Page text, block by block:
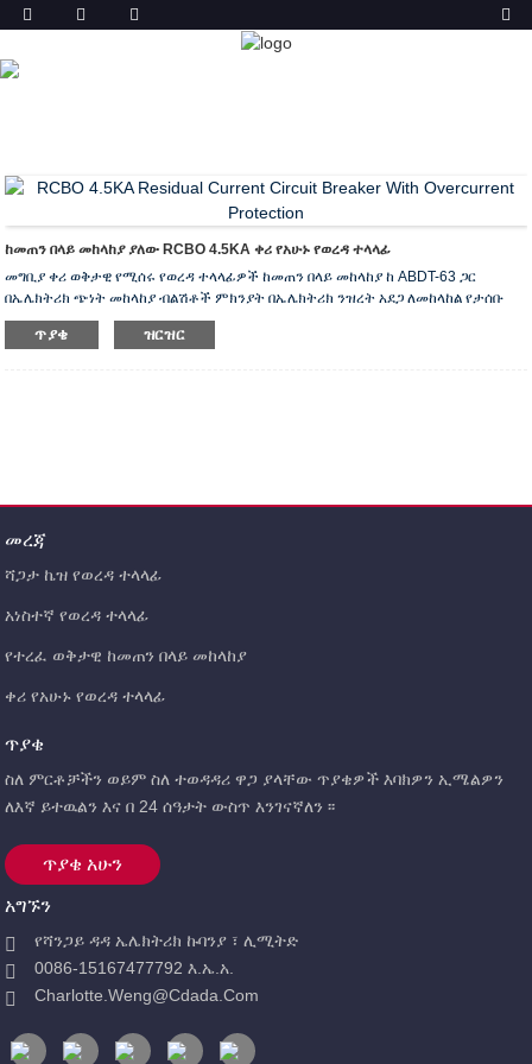
ምርት
ቤት
ከመጠን በላይ መከላከያ ያለው RCBO 4.5KA ቀሪ የአሁኑ የወረዳ ተላላፊ
መግቢያ ቀሪ ወቅታዊ የሚሰሩ የወረዳ ተላላፊዎች ከመጠን በላይ መከላከያ ከ ABDT-63 ጋር
በኤሌክትሪክ ጭነት መከላከያ ብልሽቶች ምክንያት በኤሌክትሪክ ንዝረት አደጋ ለመከላከል የታሰቡ
ናቸው ፣ አሁን ባለው የውሃ ፍሳሽ ምክንያት የሚፈጠሩ እሳቶችን ለመከላከል ፣ ከመጠን በላይ ጭነት
እና አጭር የወረዳ ጥበቃ ፡፡ ከቤት ውጭ የመጫኛ መያዣዎችን ፣ የቤት እቃዎችን እና ጋራጅ እና የከርሰ
ጥያቄ ዝርዝር
መረጃ
ሻጋታ ኬዝ የወረዳ ተላላፊ
አነስተኛ የወረዳ ተላላፊ
የተረፈ ወቅታዊ ከመጠን በላይ መከላከያ
ቀሪ የአሁኑ የወረዳ ተላላፊ
ጥያቄ
ስለ ምርቶቻችን ወይም ስለ ተወዳዳሪ ዋጋ ያላቸው ጥያቄዎች እባክዎን ኢሜልዎን
ለእኛ ይተዉልን እና በ 24 ሰዓታት ውስጥ እንገናኛለን ፡፡
ጥያቄ አሁን
አግኙን
የሻንጋይ ዳዳ ኤሌክትሪክ ኩባንያ ፣ ሊሚትድ
0086-15167477792 እ.ኤ.አ.
Charlotte.weng@cdada.com